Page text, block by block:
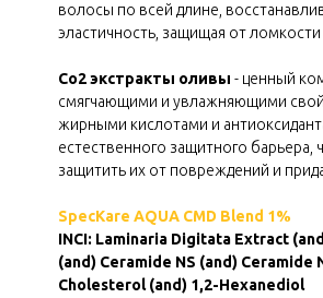
волосы по всей длине,
эластичность, защищая от
Со2 экстракты оливы - ценный
смягчающими и увлажняющими
жирными кислотами и
естественного защитного барьера,
защитить их от повреждений и
SpecKare AQUA CMD Blend 1%
INCI: Laminaria Digitata Extract
(and) Ceramide NS (and) Ceramide
Cholesterol (and) 1,2-Hexanediol